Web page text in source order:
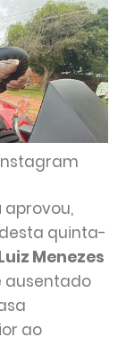
aprovou,
quinta-
Menezes
ausentado
ao